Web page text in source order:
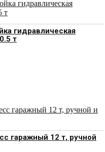
гидравлическая
т
гаражный 12 т, ручной